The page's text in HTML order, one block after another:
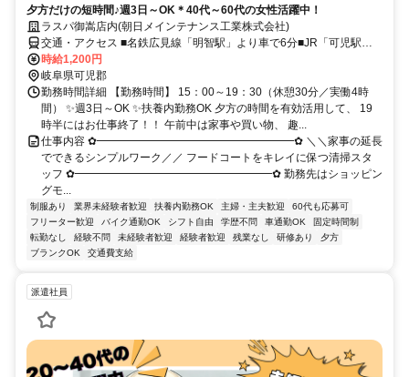
夕方だけの短時間♪週3日～OK＊40代～60代の女性活躍中！
ラスパ御嵩店内(朝日メインテナンス工業株式会社)
交通・アクセス ■名鉄広見線「明智駅」より車で6分■JR「可児駅」
より車で9分 ★マイカー通勤OK（無料駐車場あり）
時給1,200円
岐阜県可児郡
勤務時間詳細 【勤務時間】 15：00～19：30（休憩30分／実働4時
間） ✨週3日～OK ✨扶養内勤務OK 夕方の時間を有効活用して、 19
時半にはお仕事終了！！ 午前中は家事や買い物、 趣...
仕事内容 ✿━━━━━━━━━━━━━━━━━━✿ ＼＼家事の延長
でできるシンプルワーク／／ フードコートをキレイに保つ清掃スタ
ッフ ✿━━━━━━━━━━━━━━━━━━✿ 勤務先はショッピン
グモ...
制服あり 業界未経験者歓迎 扶養内勤務OK 主婦・主夫歓迎
60代も応募可
フリーター歓迎
バイク通勤OK シフト自由 学歴不問 車通勤OK
固定時間制
転勤なし
経験不問 未経験者歓迎 経験者歓迎 残業なし 研修あり
夕方
ブランクOK
交通費支給
派遣社員